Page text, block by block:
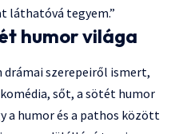
láthatóvá tegyem.”
humor világa
drámai szerepeiről ismert,
sőt, a sötét humor
a humor és a pathos között